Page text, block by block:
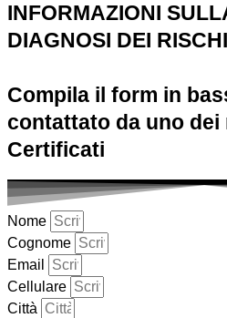
INFORMAZIONI
DIAGNOSI DEI
Compila il form in
contattato da uno
Certificati
Nome
Cognome
Email
Cellulare
Città